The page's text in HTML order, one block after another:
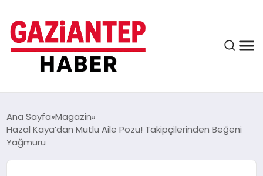
ASAYIŞ
EĞITIM
Ana Sayfa Magazin
Hazal Kaya’dan Mutlu Aile Pozu! Takipçilerinden Beğeni
Yağmuru